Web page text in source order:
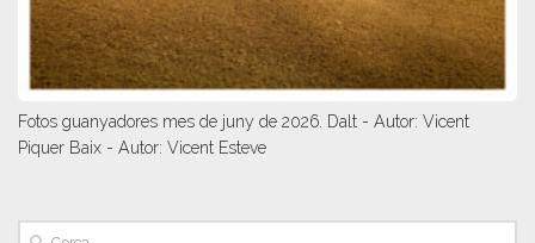
Fotos guanyadores mes de juny de 2026. Dalt - Autor: Vicent
Piquer Baix - Autor: Vicent Esteve